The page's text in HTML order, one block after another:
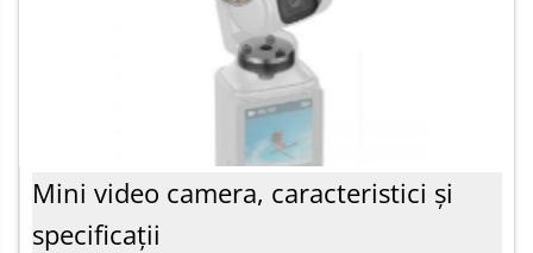
Mini video camera, caracteristici și
specificații